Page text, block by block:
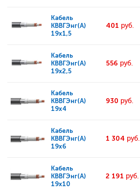
Кабель
КВВГЭнг(А)
19x1,5
401 руб.
Кабель
КВВГЭнг(А)
19x2,5
556 руб.
Кабель
КВВГЭнг(А)
19x4
930 руб.
Кабель
КВВГЭнг(А)
19x6
1 304 руб.
Кабель
КВВГЭнг(А)
19x10
2 191 руб.